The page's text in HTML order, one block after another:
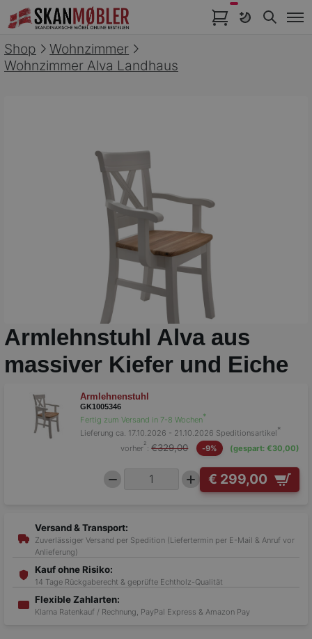
Artikel im Warenkorb
Shop
Wohnzimmer
Wohnzimmer Alva Landhaus
Armlehnstuhl Alva aus
massiver Kiefer und Eiche
Armlehnenstuhl
GK1005346
Fertig zum Versand in 7-8 Wochen*
Lieferung ca. 17.10.2026 - 21.10.2026 Speditionsartikel*
vorher²:€329,00 -9% (gespart: €30,00)
€ 299,00
Versand & Transport:
Zuverlässiger Versand per Spedition (Liefertermin per E-Mail & Anruf vor
Anlieferung)
Kauf ohne Risiko:
14 Tage Rückgaberecht & geprüfte Echtholz-Qualität
Flexible Zahlarten:
Klarna Ratenkauf / Rechnung, PayPal Express & Amazon Pay